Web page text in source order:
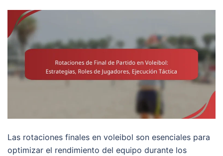
Las rotaciones finales en voleibol son esenciales para
optimizar el rendimiento del equipo durante los